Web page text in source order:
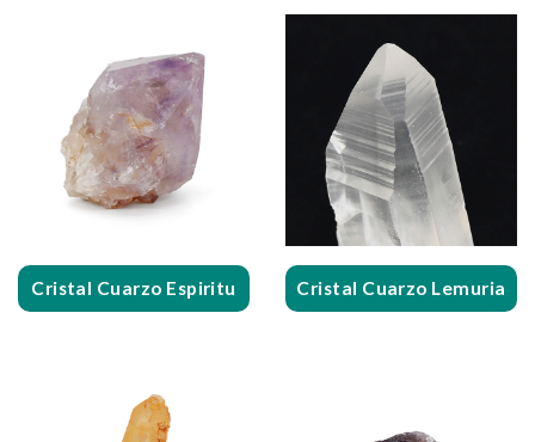
Cristal Cuarzo Espiritu Cristal Cuarzo Lemuria